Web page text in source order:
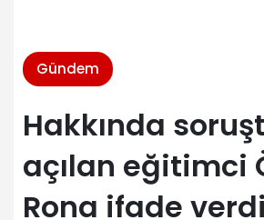
Gündem
Hakkında
açılan eğitimci
Rona ifade verdi